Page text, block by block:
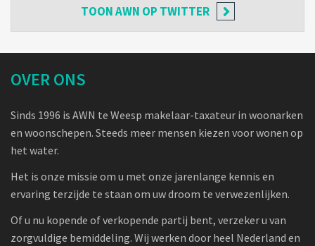
TOONAWN OP TWITTER
OVER ONS
Sinds 1996 is AWN te Weesp makelaar-taxateur in woonarken
en woonschepen. Steeds meer mensen kiezen voor wonen op
het water.
Het is onze missie om u met onze jarenlange kennis en
ervaring terzijde te staan om uw droom te verwezenlijken.
Of u nu kopende of verkopende partij bent, verzeker u van
zorgvuldige bemiddeling. Wij werken door heel Nederland en